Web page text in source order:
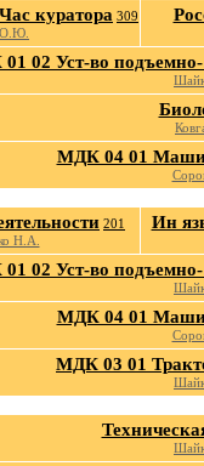
куратора 309
О.Ю.
02 Уст-во
МДК 04 01
201
Н.А.
Ин
02 Уст-во
МДК 04 01
МДК 03 01